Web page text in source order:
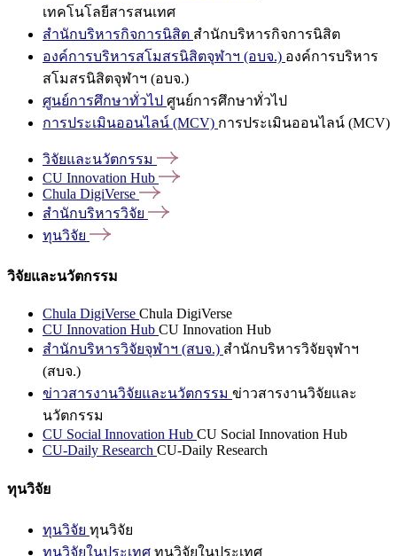
เทคโนโลยีสารสนเทศ
สำนักบริหารกิจการนิสิต สำนักบริหารกิจการนิสิต
องค์การบริหารสโมสรนิสิตจุฬาฯ (อบจ.) องค์การบริหาร
สโมสรนิสิตจุฬาฯ (อบจ.)
ศูนย์การศึกษาทั่วไป ศูนย์การศึกษาทั่วไป
การประเมินออนไลน์ (MCV) การประเมินออนไลน์ (MCV)
วิจัยและนวัตกรรม
CU Innovation Hub
Chula DigiVerse
สำนักบริหารวิจัย
ทุนวิจัย
วิจัยและนวัตกรรม
Chula DigiVerse Chula DigiVerse
CU Innovation Hub CU Innovation Hub
สำนักบริหารวิจัยจุฬาฯ (สบจ.) สำนักบริหารวิจัยจุฬาฯ
(สบจ.)
ข่าวสารงานวิจัยและนวัตกรรม ข่าวสารงานวิจัยและ
นวัตกรรม
CU Social Innovation Hub CU Social Innovation Hub
CU-Daily Research CU-Daily Research
ทุนวิจัย
ทุนวิจัย ทุนวิจัย
ทุนวิจัยในประเทศ ทุนวิจัยในประเทศ